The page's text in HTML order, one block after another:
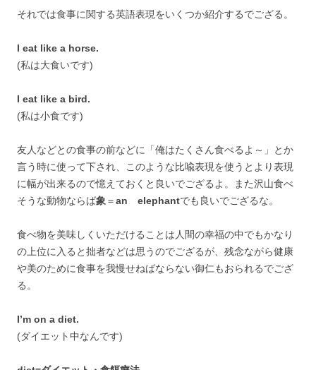
それでは食事に関する英語表現をいくつか紹介するでござる。
I eat like a horse.
(私は大食いです)
I eat like a bird.
(私は小食です)
友人などとの食事の前などに「俺はたくさん食べるよ～」とか
言う時に使って下され、このような比喩表現を使うとより表現
に幅が出来るので憶えておくと良いでござるよ。また沢山食べ
そうな動物ならば象 ＝an elephantでも良いでござるな。
食べ物を美味しくいただけることは人間の幸福の中でもかなり
の上位に入ると拙者などは思うのでござるが、残念ながら健康
や美のために食事を我慢せねばならない御仁もおられるでござ
る。
I’m on a diet.
(ダイエット中なんです)